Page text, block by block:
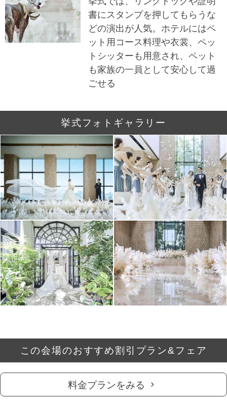
書にスタンプを押してもらうな
どの演出が人気。ホテルにはペ
ット用コース料理や衣裳、ペッ
トシッターも用意され、ペット
も家族の一員として安心して過
ごせる
挙式フォトギャラリー
この会場のおすすめ割引プラン&フェア
料金プランをみる